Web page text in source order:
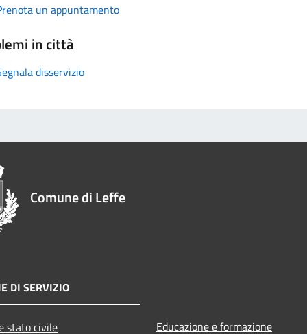
un appuntamento
in città
disservizio
Comune di Leffe
DI SERVIZIO
stato civile Educazione e formazione